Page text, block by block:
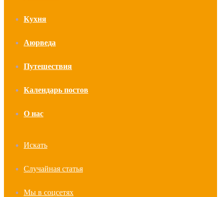
Кухня
Аюрведа
Путешествия
Календарь постов
О нас
Искать
Случайная статья
Мы в соцсетях